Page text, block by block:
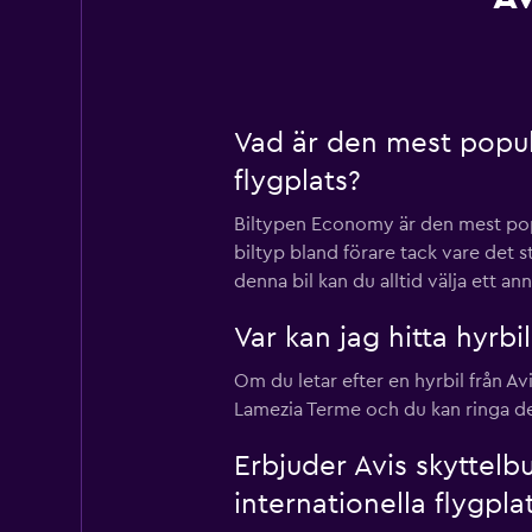
Vad är den mest
flygplats?
Biltypen Economy är den mest
biltyp bland förare tack vare det
denna bil kan du alltid välja ett
Var kan jag hitta
Om du letar efter en hyrbil från
Lamezia Terme och du kan ringa
Erbjuder Avis
internationella